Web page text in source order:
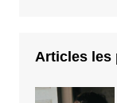
Articles les